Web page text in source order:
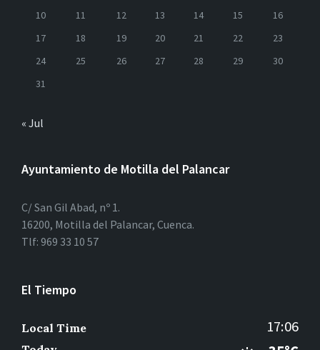
10
11 12 13 14 15
16
17
18 19 20 21 22
23
24
25 26 27 28 29
30
31
« Jul
Ayuntamiento de Motilla del Palancar
C/ San Gil Abad, nº 1.
16200, Motilla del Palancar, Cuenca.
Tlf: 969 33 10 57
El Tiempo
Local Time 17:06